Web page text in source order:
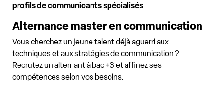
profils de communicants spécialisés!
Alternance master en communication
Vous cherchez un jeune talent déjà aguerri aux
techniques et aux stratégies de communication ?
Recrutez un alternant à bac +3 et affinez ses
compétences selon vos besoins.